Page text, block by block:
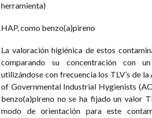
herramienta)
HAP, como benzo(a)pireno
La valoración higiénica de estos
comparando su concentración con
utilizándose con frecuencia los TLV’s de
of Governmental Industrial Hygienists
benzo(a)pireno no se ha fijado un valor
modo de orientación para este